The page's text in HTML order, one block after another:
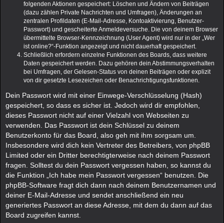
folgenden Aktionen gespeichert: Löschen und Ändern von Beiträgen
(dazu zählen Private Nachrichten und Umfragen), Änderungen an
zentralen Profildaten (E-Mail-Adresse, Kontoaktivierung, Benutzer-
Passwort) und gescheiterte Anmeldeversuche. Die von deinem Browser
übermittelte Browser-Kennzeichnung (User Agent) wird nur in der „Wer
ist online?“-Funktion angezeigt und nicht dauerhaft gespeichert.
Schließlich erfordern einzelne Funktionen des Boards, dass weitere
Daten gespeichert werden. Dazu gehören dein Abstimmungsverhalten
bei Umfragen, der Gelesen-Status von deinen Beiträgen oder explizit
von dir gesetzte Lesezeichen oder Benachrichtigungsfunktionen.
Dein Passwort wird mit einer Einwege-Verschlüsselung (Hash)
gespeichert, so dass es sicher ist. Jedoch wird dir empfohlen,
dieses Passwort nicht auf einer Vielzahl von Webseiten zu
verwenden. Das Passwort ist dein Schlüssel zu deinem
Benutzerkonto für das Board, also geh mit ihm sorgsam um.
Insbesondere wird dich kein Vertreter des Betreibers, von phpBB
Limited oder ein Dritter berechtigterweise nach deinem Passwort
fragen. Solltest du dein Passwort vergessen haben, so kannst du
die Funktion „Ich habe mein Passwort vergessen“ benutzen. Die
phpBB-Software fragt dich dann nach deinem Benutzernamen und
deiner E-Mail-Adresse und sendet anschließend ein neu
generiertes Passwort an diese Adresse, mit dem du dann auf das
Board zugreifen kannst.